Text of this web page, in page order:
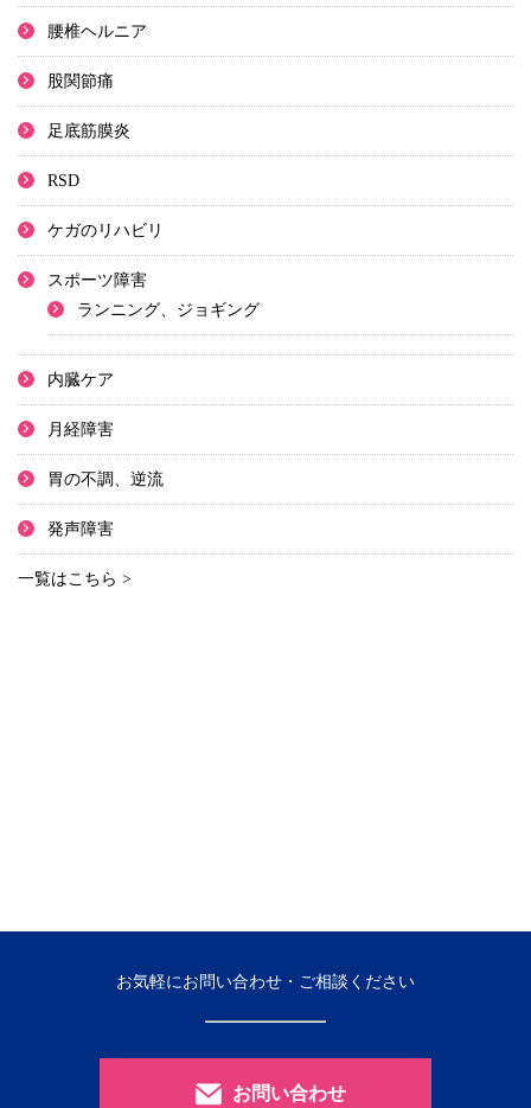
腰椎ヘルニア
股関節痛
足底筋膜炎
RSD
ケガのリハビリ
スポーツ障害
ランニング、ジョギング
内臓ケア
月経障害
胃の不調、逆流
発声障害
一覧はこちら >
お気軽にお問い合わせ・ご相談ください
お問い合わせ